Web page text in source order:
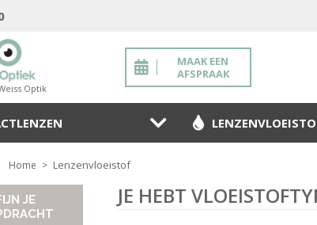
Optik
MAAK EEN
AFSPRAAK
Home > Lenzenvloeistof
JE
JE HEBT